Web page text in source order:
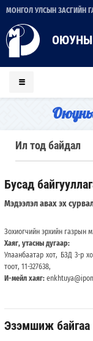
МОНГОЛ УЛСЫН ЗАСГИЙН
ОЮУНЫ
Оюуны
Ил тод байдал
Бусад
Мэдээлэл авах эх
Зохиогчийн эрхийн газрын
Хаяг, утасны дугаар:
Улаанбаатар хот, БЗД 3-р
тоот, 11-327638,
И-мейл хаяг:
Эзэмшиж